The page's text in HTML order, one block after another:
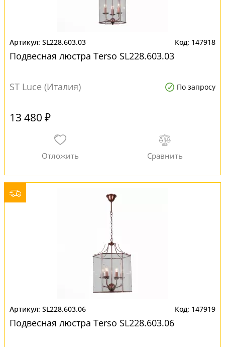
SL228.603.03 147918
Подвесная люстра Terso SL228.603.03
ST Luce (Италия) По запросу
13 480 ₽
SL228.603.06 147919
Подвесная люстра Terso SL228.603.06